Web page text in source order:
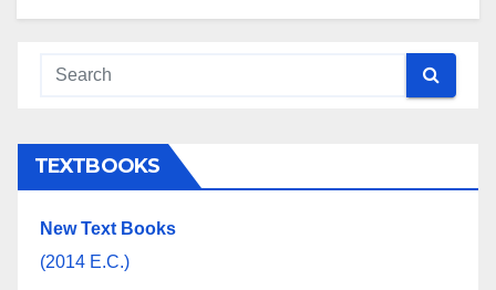
TEXTBOOKS
New Text Books
(2014 E.C.)